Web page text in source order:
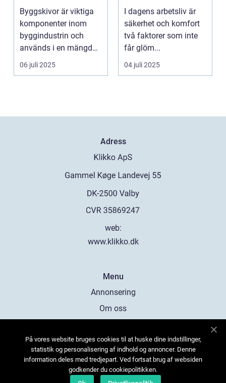
Byggskivor är viktiga
komponenter inom
byggindustrin och
används i en mängd
olika kon...
06 juli 2025
skydd och
bekvämlighet på
jobbet
I dagens arbetsliv är
säkerhet och komfort
två faktorer som inte
får glöm...
04 juli 2025
Adress
web:
www.klikko.dk
Menu
Annonsering
Om oss
Kontakta oss
Sitemap
På vores website bruges cookies til at huske dine indstillinger,
statistik og personalisering af indhold og annoncer. Denne
information deles med tredjepart. Ved fortsat brug af websiden
godkender du cookiepolitikken.